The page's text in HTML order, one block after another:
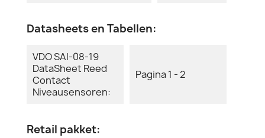
Datasheets en Tabellen:
VDO SAI-08-19
DataSheet Reed
Contact
Niveausensoren:
Pagina 1 - 2
Retail pakket: